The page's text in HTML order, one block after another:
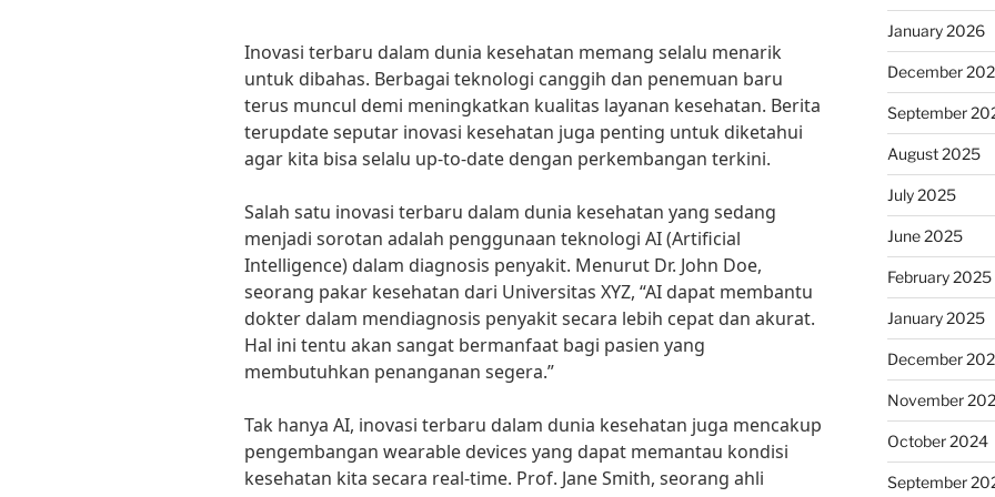
Inovasi terbaru dalam dunia kesehatan memang selalu menarik
untuk dibahas. Berbagai teknologi canggih dan penemuan baru
terus muncul demi meningkatkan kualitas layanan kesehatan. Berita
terupdate seputar inovasi kesehatan juga penting untuk diketahui
agar kita bisa selalu up-to-date dengan perkembangan terkini.
Salah satu inovasi terbaru dalam dunia kesehatan yang sedang
menjadi sorotan adalah penggunaan teknologi AI (Artificial
Intelligence) dalam diagnosis penyakit. Menurut Dr. John Doe,
seorang pakar kesehatan dari Universitas XYZ, “AI dapat membantu
dokter dalam mendiagnosis penyakit secara lebih cepat dan akurat.
Hal ini tentu akan sangat bermanfaat bagi pasien yang
membutuhkan penanganan segera.”
Tak hanya AI, inovasi terbaru dalam dunia kesehatan juga mencakup
pengembangan wearable devices yang dapat memantau kondisi
kesehatan kita secara real-time. Prof. Jane Smith, seorang ahli
January 2026
December
September
August 2025
July 2025
June 2025
February 2025
January 2025
December
November
October 2024
September